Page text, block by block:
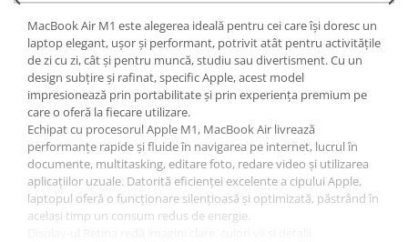
Componente iPhone
iPhone 11
iPhone 11 Pro
iPhone 11 Pro Max
iPhone 12
iPhone 12 Mini
iPhone 12 Pro
iPhone 12 Pro Max
iPhone 13
iPhone 13 Mini
MacBook Air M1 este alegerea ideală pentru cei care își doresc un
laptop elegant, ușor și performant, potrivit atât pentru activitățile
de zi cu zi, cât și pentru muncă, studiu sau divertisment. Cu un
design subțire și rafinat, specific Apple, acest model
impresionează prin portabilitate și prin experiența premium pe
care o oferă la fiecare utilizare.
Echipat cu procesorul Apple M1, MacBook Air livrează
performanțe rapide și fluide în navigarea pe internet, lucrul în
documente, multitasking, editare foto, redare video și utilizarea
aplicațiilor uzuale. Datorită eficienței excelente a cipului Apple,
laptopul oferă o funcționare silențioasă și optimizată, păstrând în
același timp un consum redus de energie.